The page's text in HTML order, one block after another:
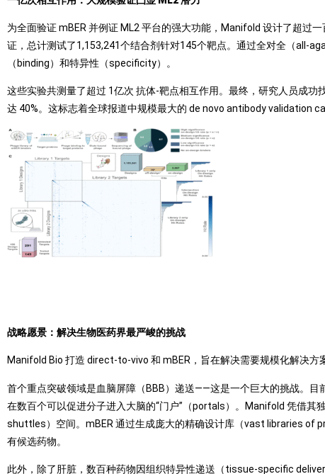
为全面验证 mBER 并例证 ML2 平台的强大功能，Manifold 设计了超过
证，总计测试了1,153,241个结合剂针对145个靶点。通过全对全（all-
（binding）和特异性（specificity）。
这些实验共测量了超过 1亿次 抗体-靶点相互作用。最终，研究人员成
达 40%。这标志着全球报道中规模最大的 de novo antibody validation
战略愿景：解决生物医药界最严峻的挑战
Manifold Bio 打造 direct-to-vivo 和 mBER，旨在解决需要规模化解决方
首个重点突破领域是血脑屏障（BBB）递送——这是一个巨大的挑战。
在数百个可以促进分子进入大脑的“门户”（portals）。Manifold 凭借
shuttles）空间。mBER 通过生成庞大的精确设计库（vast libraries of
有候选药物。
此外，除了肝脏，数百种药物因组织特异性递送（tissue-specific